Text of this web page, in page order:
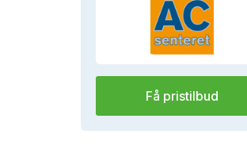
Få pristilbud